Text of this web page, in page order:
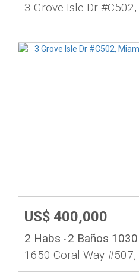
3 Grove Isle Dr
US$ 400,000
2 Habs - 2 Baños
1650 Coral Way